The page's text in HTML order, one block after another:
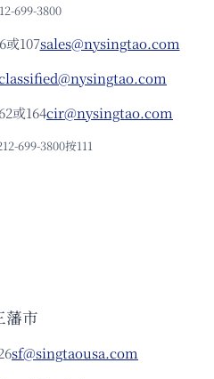
699-3800
或107sales@nysingtao.com
或164cir@nysingtao.com
699-3800按111
藩市
sf@singtaousa.com